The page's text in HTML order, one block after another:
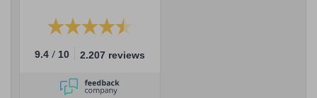
9.4 / 10 2.207 reviews